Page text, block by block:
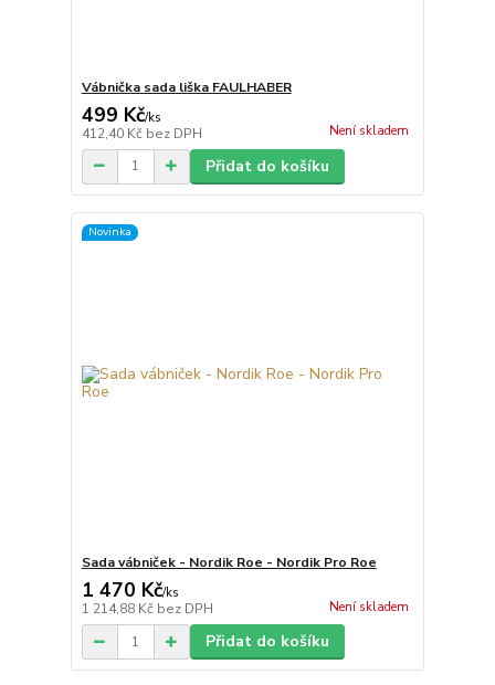
Vábnička sada liška FAULHABER
499 Kč/ks
412,40 Kč bez DPH Není skladem
Přidat do košíku
Novinka
Sada vábniček - Nordik Roe - Nordik Pro Roe
1 470 Kč/ks
1 214,88 Kč bez DPH Není skladem
Přidat do košíku